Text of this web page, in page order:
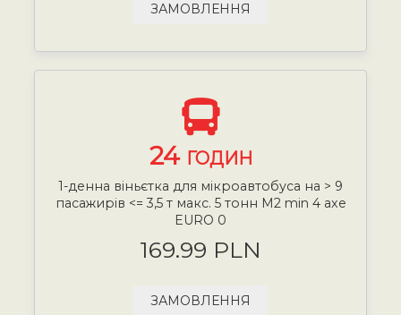
ЗАМОВЛЕННЯ
24 ГОДИН
1-денна віньєтка для мікроавтобуса на > 9
пасажирів <= 3,5 т макс. 5 тонн М2 min 4 axe
EURO 0
169.99 PLN
ЗАМОВЛЕННЯ